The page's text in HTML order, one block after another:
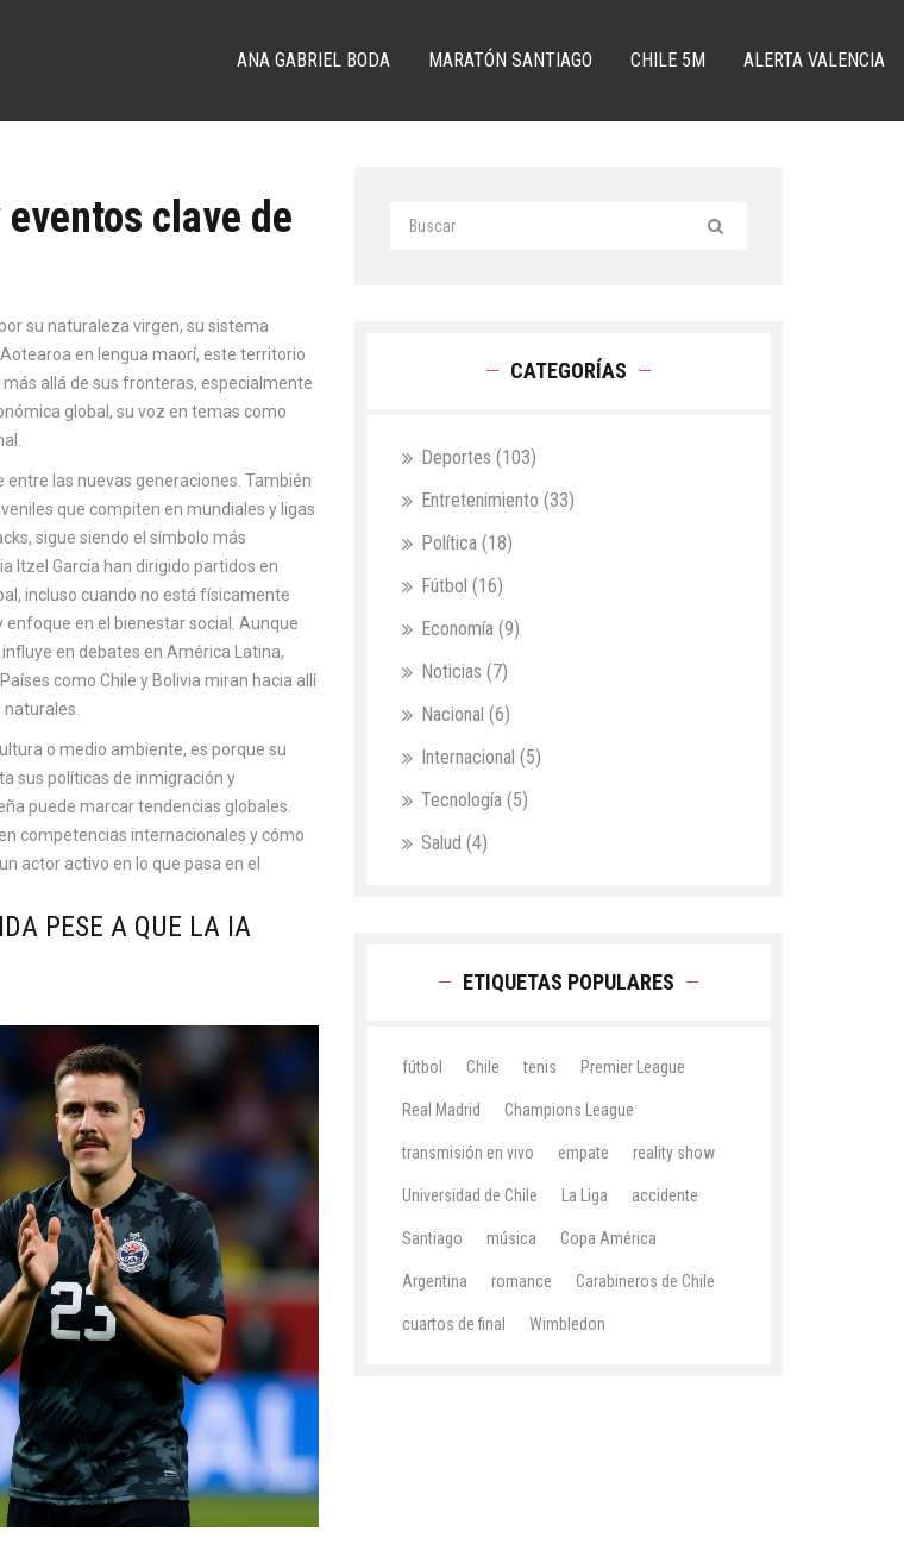
ANA GABRIEL BODA MARATÓN SANTIAGO CHILE 5M ALERTA VALENCIA
clave de
su naturaleza virgen, su sistema
en lengua maorí, este territorio
allá de sus fronteras, especialmente
global, su voz en temas como
entre las nuevas generaciones . También
que compiten en mundiales y ligas
sigue siendo el símbolo más
Itzel García han dirigido partidos en
incluso cuando no está físicamente
en el bienestar social
. Aunque
en debates en América Latina,
Países como Chile y Bolivia miran hacia allí
o medio ambiente, es porque su
sus políticas de inmigración y
puede marcar tendencias globales.
competencias internacionales y cómo
actor activo en lo que pasa en el
PESE A QUE LA IA
CATEGORÍAS
Deportes (103)
Entretenimiento (33)
Política (18)
Fútbol (16)
Economía (9)
Noticias (7)
Nacional (6)
Internacional (5)
Tecnología (5)
Salud (4)
ETIQUETAS POPULARES
fútbol Chile tenis Premier League
Real Madrid Champions League
transmisión en vivo empate reality show
Universidad de Chile La Liga accidente
Santiago música Copa América
Argentina romance Carabineros de Chile
cuartos de final Wimbledon